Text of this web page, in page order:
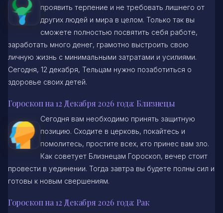
проявить терпение и не требовать лишнего от
других людей и мира в целом. Только так вы
сможете полностью посвятить себя работе,
заработать много денег, грамотно выстроить свою
личную жизнь с минимальными затратами и усилиями.
Сегодня, 12 декабря, Тельцам нужно позаботиться о
здоровье своих детей.
Гороскоп на 12 Декабря 2026 года: Близнецы
Сегодня вам необходимо принять защитную
позицию. Сходите в церковь, покайтесь и
помолитесь, простите всех, кто принес вам зло.
Как советует Близнецам Гороскоп, вечер стоит
провести в уединении. Тогда завтра вы будете полны сил и
готовы к новым свершениям.
Гороскоп на 12 Декабря 2026 года: Рак